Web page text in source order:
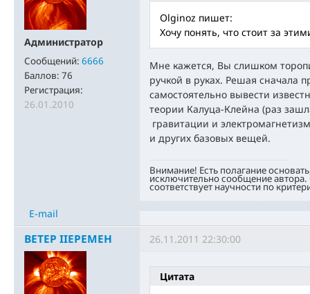
Администратор
Сообщений: 6666
Баллов: 76
Регистрация:
26.01.2010
Olginoz пишет:
Хочу понять, что стоит за
Мне кажется, Вы слишком
ручкой в руках. Решая сначала
самостоятельно вывести
теории Калуца-Клейна (раз
гравитации и
и других базовых вещей.
Внимание! Есть полагание
исключительно сообщение
соответствует научности по
E-mail
BETEP IIEPEMEH 26.11.2011 22:30:00
Цитата